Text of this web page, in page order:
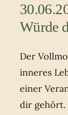
Würde
Der
inneres
einer
dir gehört.